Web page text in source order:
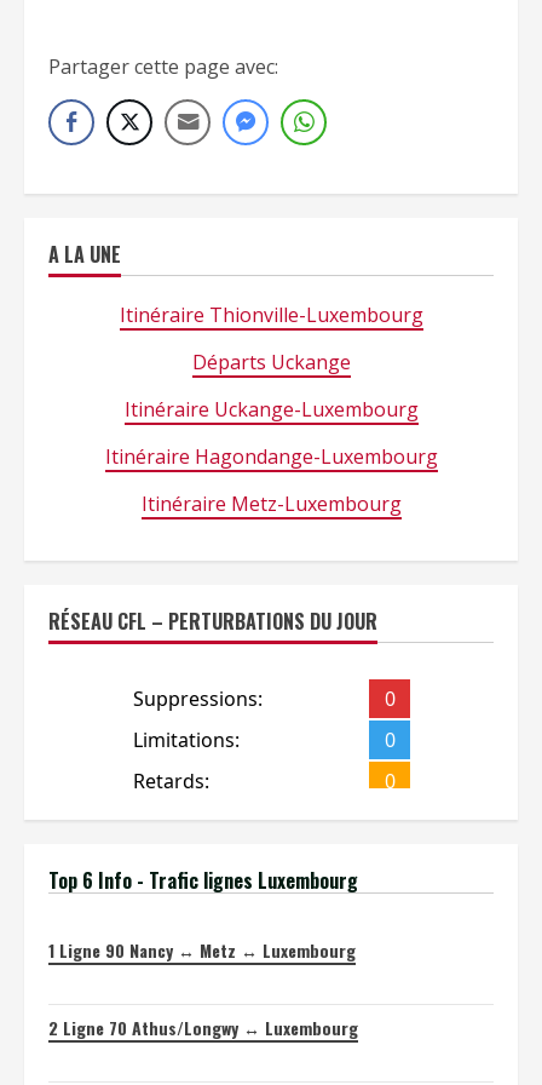
Partager cette page avec:
A LA UNE
Itinéraire Thionville-Luxembourg
Départs Uckange
Itinéraire Uckange-Luxembourg
Itinéraire Hagondange-Luxembourg
Itinéraire Metz-Luxembourg
RÉSEAU CFL – PERTURBATIONS DU JOUR
Top 6 Info - Trafic lignes Luxembourg
1 Ligne 90 Nancy ↔ Metz ↔ Luxembourg
2 Ligne 70 Athus/Longwy ↔ Luxembourg